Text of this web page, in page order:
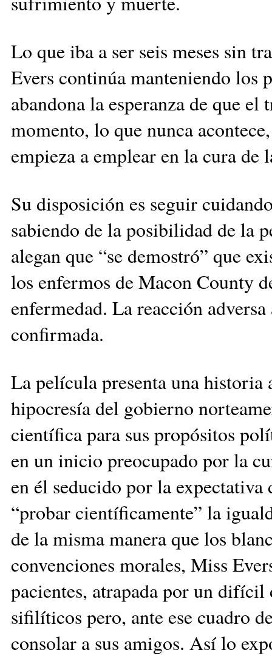
Lo que iba a ser seis meses sin
Evers continúa manteniendo los
abandona la esperanza de que
momento, lo que nunca
empieza a emplear en la cura
Su disposición es seguir
sabiendo de la posibilidad de la
alegan que “se demostró” que
los enfermos de Macon County
enfermedad. La reacción
confirmada.
La película presenta una
hipocresía del gobierno
científica para sus propósitos
en un inicio preocupado por la
en él seducido por la
“probar científicamente” la
de la misma manera que los
convenciones morales, Miss
pacientes, atrapada por un
sifilíticos pero, ante ese cuadro
consolar a sus amigos. Así lo